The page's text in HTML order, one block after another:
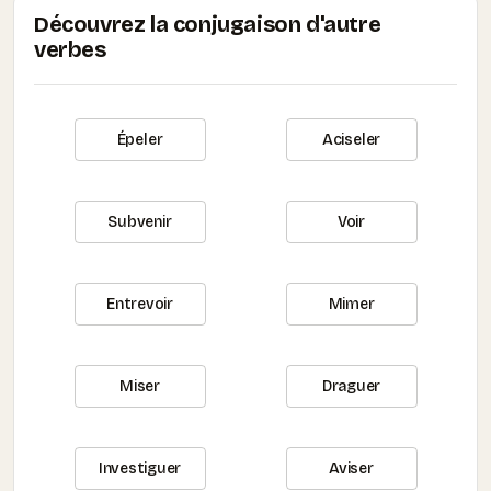
Découvrez la conjugaison d'autre
verbes
Épeler Aciseler
Subvenir Voir
Entrevoir Mimer
Miser Draguer
Investiguer Aviser